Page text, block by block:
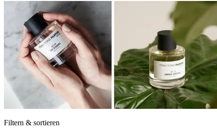
Filtern & sortieren